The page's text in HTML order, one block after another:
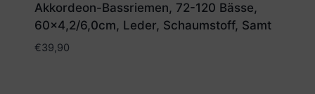
Akkordeon-Bassriemen, 72-120 Bässe,
60×4,2/6,0cm, Leder, Schaumstoff, Samt
€39,90